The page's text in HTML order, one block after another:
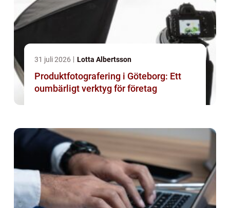
31 juli 2026 Lotta Albertsson
Produktfotografering i Göteborg: Ett
oumbärligt verktyg för företag